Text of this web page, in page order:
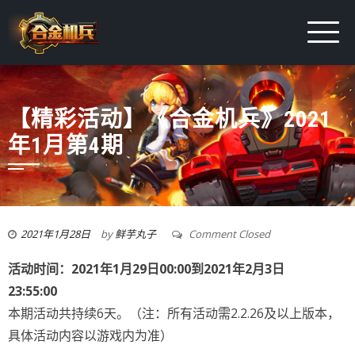
【精彩活动】《合金机兵》2021
年1月第4期
2021年1月28日 by鲜芋丸子 Comment Closed
活动时间： 2021年1月29日00:00到2021年2月3日
23:55:00
本期活动共持续6天。（注：所有活动需2.2.26及以上版本，
具体活动内容以游戏内为准）